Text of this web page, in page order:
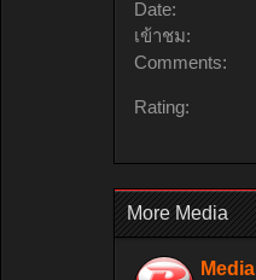
Date:
เข้าชม:
Comments:
Rating:
More Media
Media